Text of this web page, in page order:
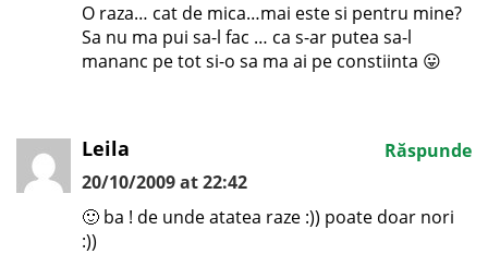
O raza… cat de mica…mai este si pentru mine?
Sa nu ma pui sa-l fac … ca s-ar putea sa-l
mananc pe tot si-o sa ma ai pe constiinta 😛
Leila
20/10/2009 at 22:42
🙂 ba ! de unde atatea raze :)) poate doar nori
:))
Răspunde